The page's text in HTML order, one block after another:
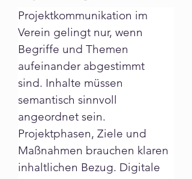
Projektkommunikation im
Verein gelingt nur, wenn
Begriffe und Themen
aufeinander abgestimmt
sind. Inhalte müssen
semantisch sinnvoll
angeordnet sein.
Projektphasen, Ziele und
Maßnahmen brauchen klaren
inhaltlichen Bezug. Digitale